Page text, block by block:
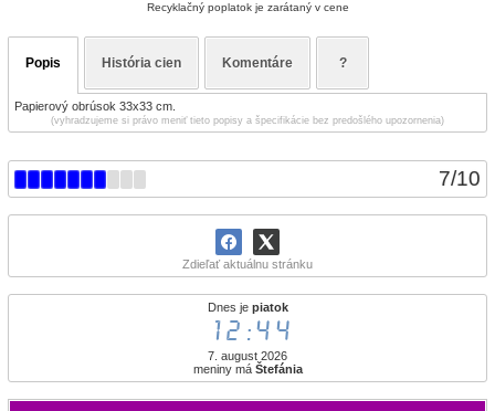
7/10
Zdieľať aktuálnu stránku
Dnes je piatok
12:44
7. august 2026
meniny má Štefánia
Recyklačný poplatok je zarátaný v cene
Popis História cien Komentáre ?
Papierový obrúsok 33x33 cm.
(vyhradzujeme si právo meniť tieto popisy a špecifikácie bez predošlého upozornenia)